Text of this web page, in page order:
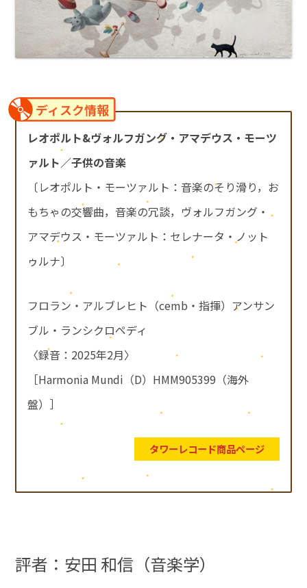
ディスク情報
レオポルト&ヴォルフガング・アマデウス・モーツ
ァルト／子供の音楽
〔レオポルト・モーツァルト：音楽のそり滑り，お
もちゃの交響曲，音楽の冗談，ヴォルフガング・
アマデウス・モーツァルト：セレナータ・ノット
ゥルナ〕
フロラン・アルブレヒト（cemb・指揮）アンサン
ブル・ランシクロペディ
〈録音：2025年2月〉
［Harmonia Mundi（D）HMM905399（海外
盤）］
タワーレコード商品ページ
評者：安田 和信（音楽学）